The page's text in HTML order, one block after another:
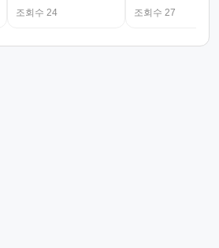
조회수 24
조회수 27